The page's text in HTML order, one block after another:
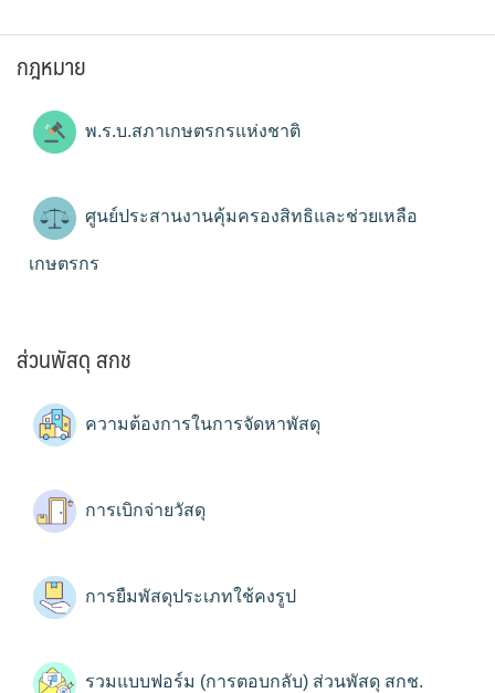
กฎหมาย
พ.ร.บ.สภาเกษตรกรแห่งชาติ
ศูนย์ประสานงานคุ้มครองสิทธิและช่วยเหลือ
เกษตรกร
ส่วนพัสดุ สกช
ความต้องการในการจัดหาพัสดุ
การเบิกจ่ายวัสดุ
การยืมพัสดุประเภทใช้คงรูป
รวมแบบฟอร์ม (การตอบกลับ) ส่วนพัสดุ สกช.